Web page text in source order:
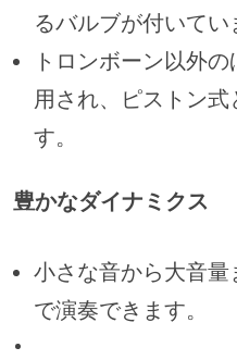
るバルブが付いてい
トロンボーン以外
用され、ピストン
す。
豊かなダイナミクス
小さな音から大音
で演奏できます。